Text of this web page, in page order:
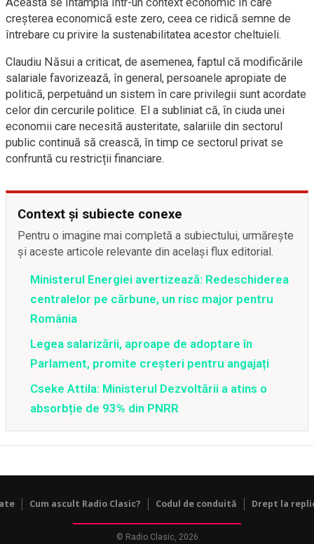
Aceasta se întâmplă într-un context economic în care
creșterea economică este zero, ceea ce ridică semne de
întrebare cu privire la sustenabilitatea acestor cheltuieli.
Claudiu Năsui a criticat, de asemenea, faptul că modificările
salariale favorizează, în general, persoanele apropiate de
politică, perpetuând un sistem în care privilegii sunt acordate
celor din cercurile politice. El a subliniat că, în ciuda unei
economii care necesită austeritate, salariile din sectorul
public continuă să crească, în timp ce sectorul privat se
confruntă cu restricții financiare.
Context și subiecte conexe
Pentru o imagine mai completă a subiectului, urmărește
și aceste articole relevante din același flux editorial.
Ministerul Energiei avertizează: Redeschiderea
centralelor pe cărbune, un risc major pentru
România
Legea salarizării, aproape de adoptare în
Parlament, promite creșteri pentru angajați
Cseke Attila: Ministerul Dezvoltării a atins o
absorbție de 93% din PNRR
Cum ascult Radio Clasic? Codul de conduită Drept la
© Radio Clasic, 2026